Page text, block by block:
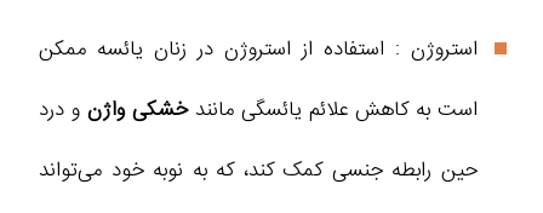
استروژن : استفاده از استروژن در زنان یائسه ممکن
است به کاهش علائم یائسگی مانندخشکی واژن و درد
حین رابطه جنسی کمک کند، که به نوبه خود می‌تواند